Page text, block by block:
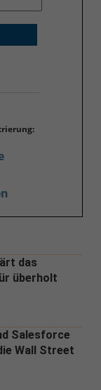
das
überholt
Salesforce
Wall Street